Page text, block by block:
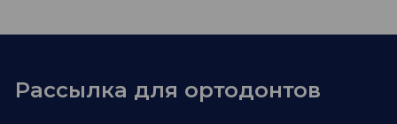
Рассылка для ортодонтов